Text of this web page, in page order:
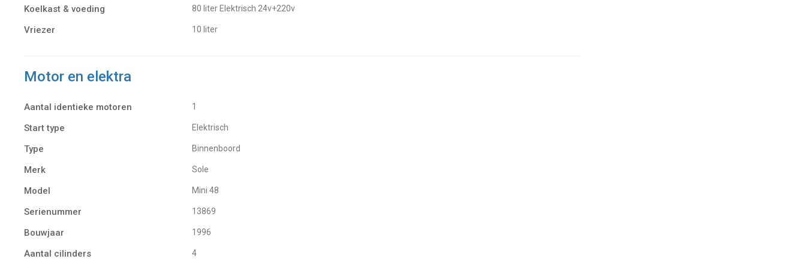
Koelkast & voeding
80 liter Elektrisch 24v+220v
Vriezer 10 liter
Motor en elektra
Aantal identieke motoren 1
Start type Elektrisch
Type Binnenboord
Merk Sole
Model Mini 48
Serienummer 13869
Bouwjaar 1996
Aantal cilinders 4